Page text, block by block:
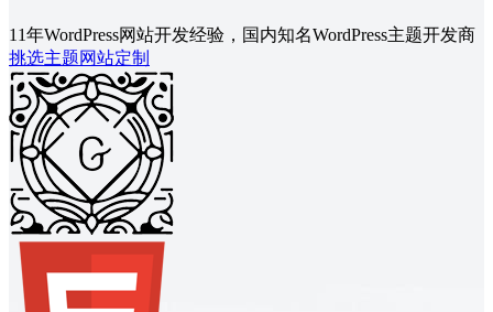
11年WordPress网站开发经验，国内知名WordPress主题开发商
挑选主题网站定制